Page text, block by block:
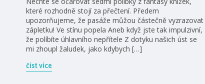
které rozhodně stojí za přečtení. Předem
upozorňujeme, že pasáže můžou částečně vyzrazovat
zápletku! Ve stínu popela Aneb když jste tak impulzivní,
že políbíte úhlavního nepřítele Z dotyku našich úst se
mi zhoupl žaludek, jako kdybych […]
číst více